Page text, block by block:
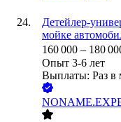
Детейлер-
мойке
160 000 – 180
Опыт 3-6 лет
Выплаты: Раз в